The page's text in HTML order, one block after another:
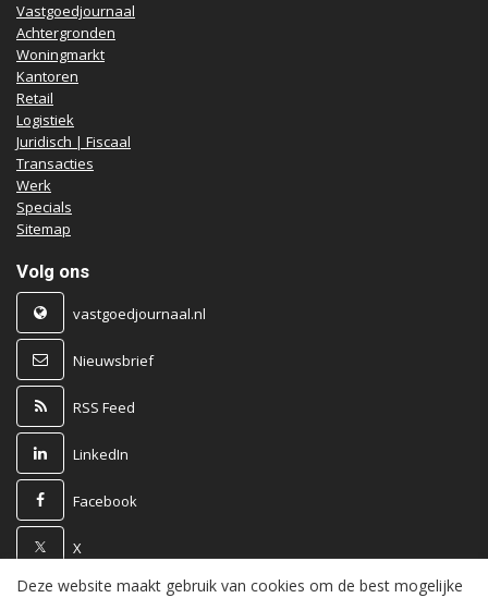
Vastgoedjournaal
Achtergronden
Woningmarkt
Kantoren
Retail
Logistiek
Juridisch | Fiscaal
Transacties
Werk
Specials
Sitemap
Volg ons
vastgoedjournaal.nl
Nieuwsbrief
RSS Feed
LinkedIn
Facebook
X
Deze website maakt gebruik van cookies om de best mogelijke